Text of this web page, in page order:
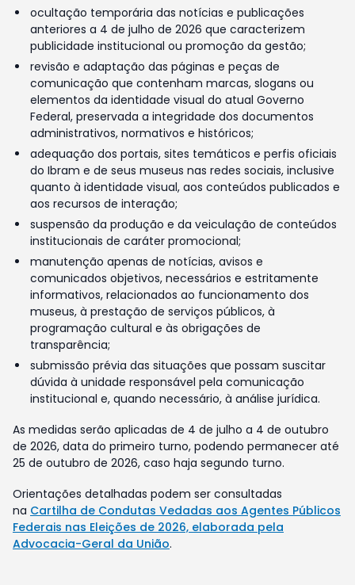
ocultação temporária das notícias e publicações
anteriores a 4 de julho de 2026 que caracterizem
publicidade institucional ou promoção da gestão;
revisão e adaptação das páginas e peças de
comunicação que contenham marcas, slogans ou
elementos da identidade visual do atual Governo
Federal, preservada a integridade dos documentos
administrativos, normativos e históricos;
adequação dos portais, sites temáticos e perfis oficiais
do Ibram e de seus museus nas redes sociais, inclusive
quanto à identidade visual, aos conteúdos publicados e
aos recursos de interação;
suspensão da produção e da veiculação de conteúdos
institucionais de caráter promocional;
manutenção apenas de notícias, avisos e
comunicados objetivos, necessários e estritamente
informativos, relacionados ao funcionamento dos
museus, à prestação de serviços públicos, à
programação cultural e às obrigações de
transparência;
submissão prévia das situações que possam suscitar
dúvida à unidade responsável pela comunicação
institucional e, quando necessário, à análise jurídica.
As medidas serão aplicadas de 4 de julho a 4 de outubro
de 2026, data do primeiro turno, podendo permanecer até
25 de outubro de 2026, caso haja segundo turno.
Orientações detalhadas podem ser consultadas
na Cartilha de Condutas Vedadas aos Agentes Públicos
Federais nas Eleições de 2026, elaborada pela
Advocacia-Geral da União.